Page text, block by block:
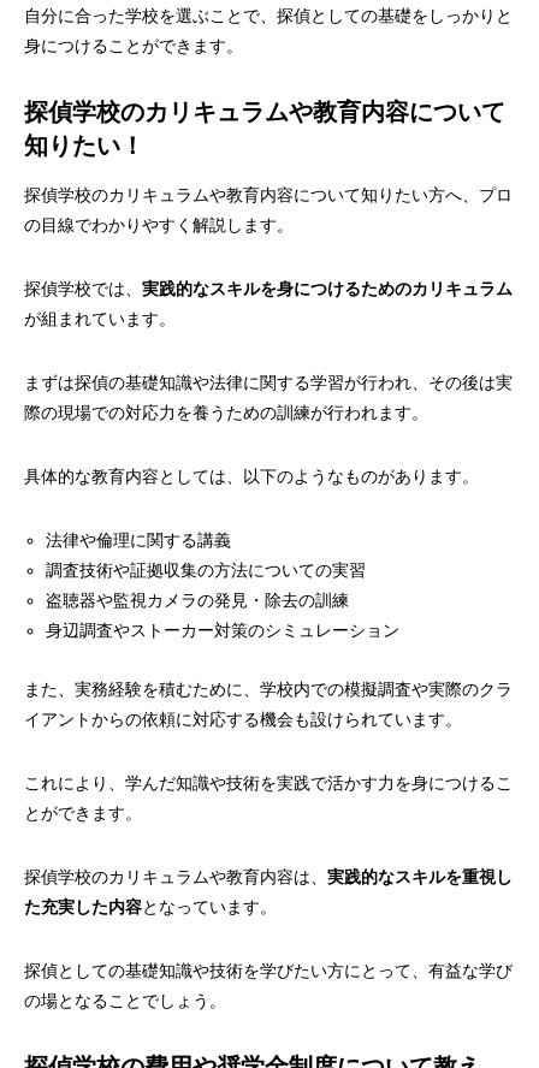
自分に合った学校を選ぶことで、探偵としての基礎をしっかりと
身につけることができます。
探偵学校のカリキュラムや教育内容について
知りたい！
探偵学校のカリキュラムや教育内容について知りたい方へ、プロ
の目線でわかりやすく解説します。
探偵学校では、 実践的なスキルを身につけるためのカリキュラム
が組まれています。
まずは探偵の基礎知識や法律に関する学習が行われ、その後は実
際の現場での対応力を養うための訓練が行われます。
具体的な教育内容としては、以下のようなものがあります。
法律や倫理に関する講義
調査技術や証拠収集の方法についての実習
盗聴器や監視カメラの発見・除去の訓練
身辺調査やストーカー対策のシミュレーション
また、実務経験を積むために、学校内での模擬調査や実際のクラ
イアントからの依頼に対応する機会も設けられています。
これにより、学んだ知識や技術を実践で活かす力を身につけるこ
とができます。
探偵学校のカリキュラムや教育内容は、 実践的なスキルを重視し
た充実した内容となっています。
探偵としての基礎知識や技術を学びたい方にとって、有益な学び
の場となることでしょう。